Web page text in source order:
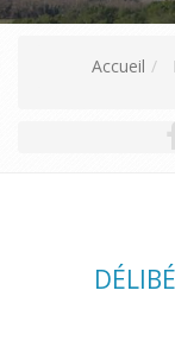
Accueil